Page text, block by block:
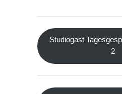
Studiogast
2